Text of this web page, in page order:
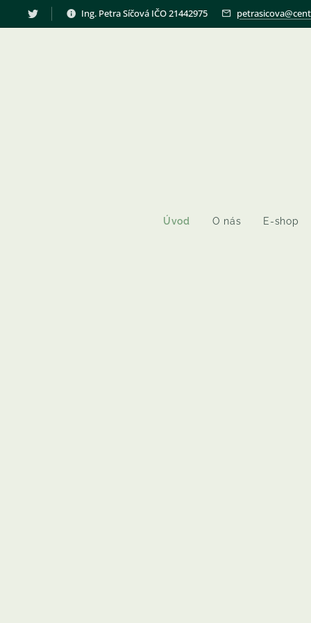
Ing. Petra Síčová IČO 21442975
Úvod O nás E-shop